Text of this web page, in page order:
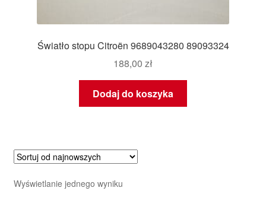
Światło stopu Citroën 9689043280 89093324
188,00 zł
Dodaj do koszyka
Wyświetlanie jednego wyniku